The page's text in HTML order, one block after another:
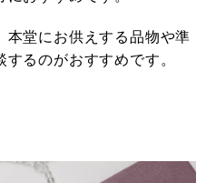
本堂にお供えする品物や準
るのがおすすめです。